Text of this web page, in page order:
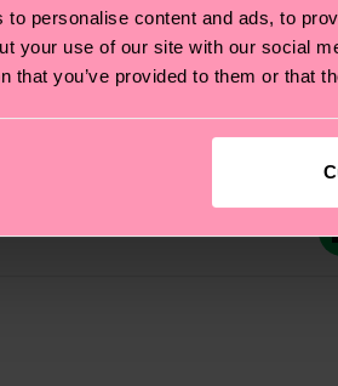
to personalise content and ads, to
your use of our site with our social
that you’ve provided to them or that